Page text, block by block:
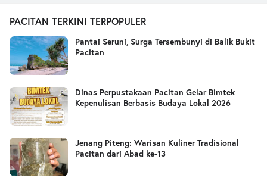
PACITAN TERKINI TERPOPULER
Pantai Seruni, Surga Tersembunyi di Balik Bukit
Pacitan
Dinas Perpustakaan Pacitan Gelar Bimtek
Kepenulisan Berbasis Budaya Lokal 2026
Jenang Piteng: Warisan Kuliner Tradisional
Pacitan dari Abad ke-13